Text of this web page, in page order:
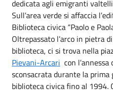
dedicata agli emigranti
Sull’area verde si affaccia
Biblioteca civica “Paolo e
Oltrepassato l’arco in pietra
biblioteca, ci si trova nella
Pievani-Arcari con
sconsacrata durante la prima
biblioteca civica fino al 1994.